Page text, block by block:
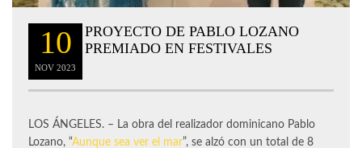
10
NOV 2023
PROYECTO DE PABLO LOZANO
PREMIADO EN FESTIVALES
LOS ÁNGELES. – La obra del realizador dominicano Pablo
Lozano, “Aunque sea ver el mar”, se alzó con un total de 8